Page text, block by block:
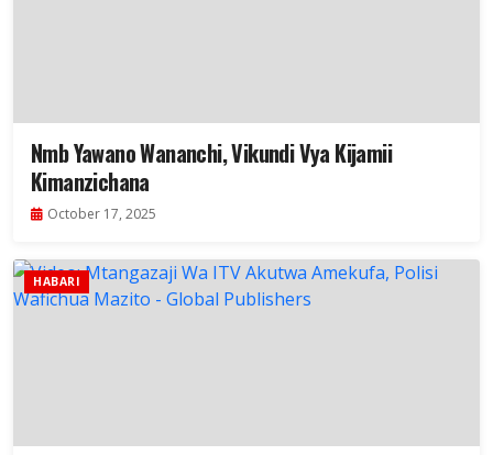
Nmb Yawano Wananchi, Vikundi Vya Kijamii
Kimanzichana
October 17, 2025
HABARI